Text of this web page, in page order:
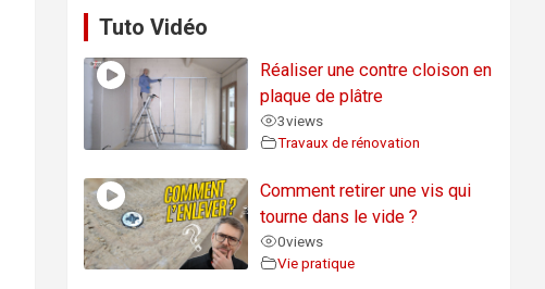
Tuto Vidéo
Réaliser une contre cloison en
plaque de plâtre
3views
Travaux de rénovation
Comment retirer une vis qui
tourne dans le vide ?
0views
Vie pratique